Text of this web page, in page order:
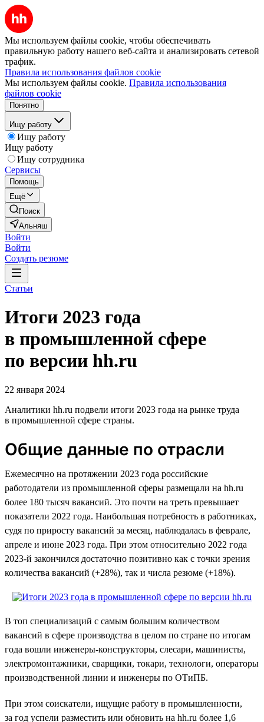
Мы используем файлы cookie, чтобы обеспечивать
правильную работу нашего веб-сайта и анализировать сетевой
трафик.
Правила использования файлов cookie
Мы используем файлы cookie. Правила использования
файлов cookie
Понятно
Ищу работу
Ищу работу
Ищу работу
Ищу сотрудника
Сервисы
Помощь
Ещё
Поиск
Альняш
Войти
Войти
Создать резюме
Статьи
Итоги 2023 года
в промышленной сфере
по версии hh.ru
22 января 2024
Аналитики hh.ru подвели итоги 2023 года на рынке труда
в промышленной сфере страны.
Общие данные по отрасли
Ежемесячно на протяжении 2023 года российские
работодатели из промышленной сферы размещали на hh.ru
более 180 тысяч вакансий. Это почти на треть превышает
показатели 2022 года. Наибольшая потребность в работниках,
судя по приросту вакансий за месяц, наблюдалась в феврале,
апреле и июне 2023 года. При этом относительно 2022 года
2023-й закончился достаточно позитивно как с точки зрения
количества вакансий (+28%), так и числа резюме (+18%).
В топ специализаций с самым большим количеством
вакансий в сфере производства в целом по стране по итогам
года вошли инженеры-конструкторы, слесари, машинисты,
электромонтажники, сварщики, токари, технологи, операторы
производственной линии и инженеры по ОТиПБ.
При этом соискатели, ищущие работу в промышленности,
за год успели разместить или обновить на hh.ru более 1,6